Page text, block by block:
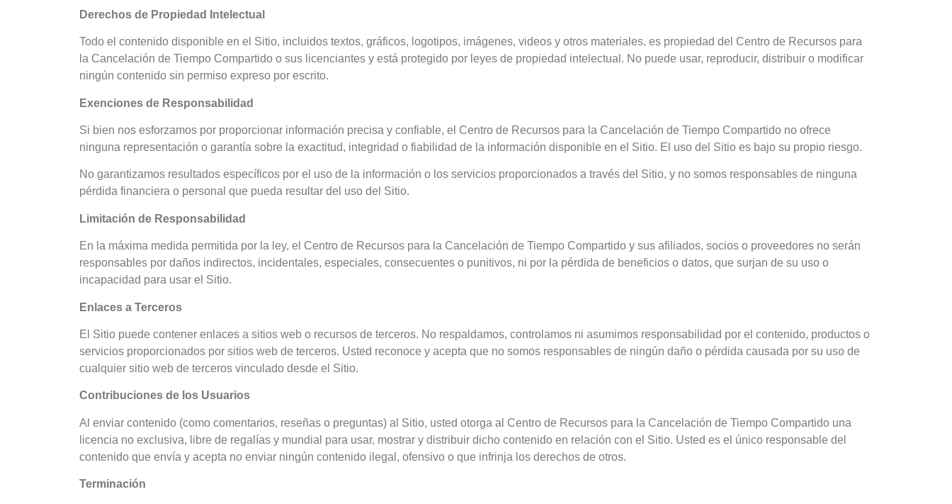
Derechos de Propiedad Intelectual
Todo el contenido disponible en el Sitio, incluidos textos, gráficos, logotipos, imágenes, videos y otros materiales, es propiedad del Centro de Recursos para
la Cancelación de Tiempo Compartido o sus licenciantes y está protegido por leyes de propiedad intelectual. No puede usar, reproducir, distribuir o modificar
ningún contenido sin permiso expreso por escrito.
Exenciones de Responsabilidad
Si bien nos esforzamos por proporcionar información precisa y confiable, el Centro de Recursos para la Cancelación de Tiempo Compartido no ofrece
ninguna representación o garantía sobre la exactitud, integridad o fiabilidad de la información disponible en el Sitio. El uso del Sitio es bajo su propio riesgo.
No garantizamos resultados específicos por el uso de la información o los servicios proporcionados a través del Sitio, y no somos responsables de ninguna
pérdida financiera o personal que pueda resultar del uso del Sitio.
Limitación de Responsabilidad
En la máxima medida permitida por la ley, el Centro de Recursos para la Cancelación de Tiempo Compartido y sus afiliados, socios o proveedores no serán
responsables por daños indirectos, incidentales, especiales, consecuentes o punitivos, ni por la pérdida de beneficios o datos, que surjan de su uso o
incapacidad para usar el Sitio.
Enlaces a Terceros
El Sitio puede contener enlaces a sitios web o recursos de terceros. No respaldamos, controlamos ni asumimos responsabilidad por el contenido, productos o
servicios proporcionados por sitios web de terceros. Usted reconoce y acepta que no somos responsables de ningún daño o pérdida causada por su uso de
cualquier sitio web de terceros vinculado desde el Sitio.
Contribuciones de los Usuarios
Al enviar contenido (como comentarios, reseñas o preguntas) al Sitio, usted otorga al Centro de Recursos para la Cancelación de Tiempo Compartido una
licencia no exclusiva, libre de regalías y mundial para usar, mostrar y distribuir dicho contenido en relación con el Sitio. Usted es el único responsable del
contenido que envía y acepta no enviar ningún contenido ilegal, ofensivo o que infrinja los derechos de otros.
Terminación